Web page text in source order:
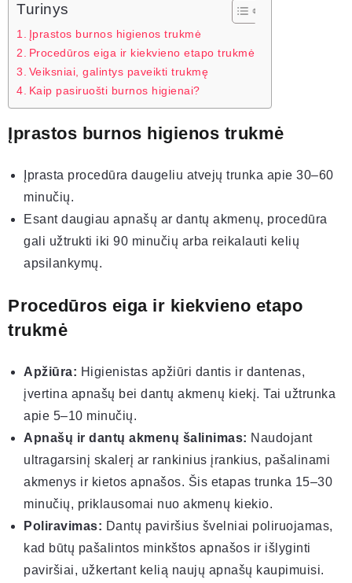
Turinys
Įprastos burnos higienos trukmė
Procedūros eiga ir kiekvieno etapo trukmė
Veiksniai, galintys paveikti trukmę
Kaip pasiruošti burnos higienai?
Įprastos burnos higienos trukmė
Įprasta procedūra daugeliu atvejų trunka apie 30–60
minučių.
Esant daugiau apnašų ar dantų akmenų, procedūra
gali užtrukti iki 90 minučių arba reikalauti kelių
apsilankymų.
Procedūros eiga ir kiekvieno etapo
trukmė
Apžiūra: Higienistas apžiūri dantis ir dantenas,
įvertina apnašų bei dantų akmenų kiekį. Tai užtrunka
apie 5–10 minučių.
Apnašų ir dantų akmenų šalinimas: Naudojant
ultragarsinį skalerį ar rankinius įrankius, pašalinami
akmenys ir kietos apnašos. Šis etapas trunka 15–30
minučių, priklausomai nuo akmenų kiekio.
Poliravimas: Dantų paviršius švelniai poliruojamas,
kad būtų pašalintos minkštos apnašos ir išlyginti
paviršiai, užkertant kelią naujų apnašų kaupimuisi.